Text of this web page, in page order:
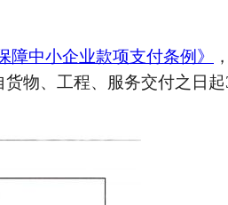
障中小企业款项支付条例》
物、工程、服务交付之日